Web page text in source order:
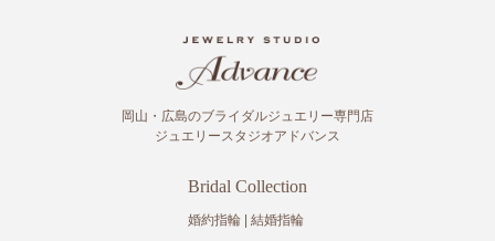
岡山・広島のブライダルジュエリー専門店
ジュエリースタジオアドバンス
Bridal Collection
婚約指輪
結婚指輪